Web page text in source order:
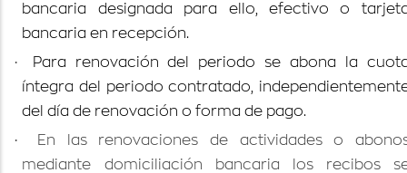
bancaria designada para ello, efectivo o
bancaria en recepción.
·
Para renovación del periodo se abona la
íntegra del periodo contratado,
del día de renovación o forma de pago.
·
En las renovaciones de actividades o
mediante domiciliación bancaria los recibos